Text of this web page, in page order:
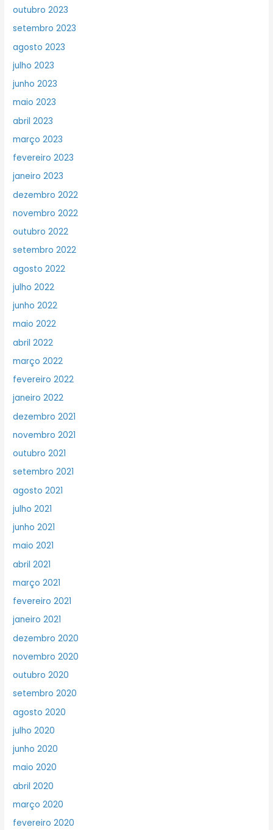
outubro 2023
setembro 2023
agosto 2023
julho 2023
junho 2023
maio 2023
abril 2023
março 2023
fevereiro 2023
janeiro 2023
dezembro 2022
novembro 2022
outubro 2022
setembro 2022
agosto 2022
julho 2022
junho 2022
maio 2022
abril 2022
março 2022
fevereiro 2022
janeiro 2022
dezembro 2021
novembro 2021
outubro 2021
setembro 2021
agosto 2021
julho 2021
junho 2021
maio 2021
abril 2021
março 2021
fevereiro 2021
janeiro 2021
dezembro 2020
novembro 2020
outubro 2020
setembro 2020
agosto 2020
julho 2020
junho 2020
maio 2020
abril 2020
março 2020
fevereiro 2020